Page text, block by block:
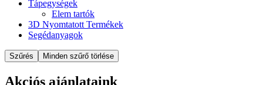
Tápegységek
Elem tartók
3D Nyomtatott Termékek
Segédanyagok
Szűrés Minden szűrő törlése
Akciós ajánlataink